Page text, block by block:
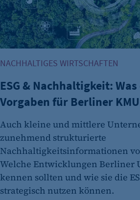
etracker Analytics
Name:
et_oi_v2
etracker GmbH
Zweck:
Cookie Erkennung
2 Jahre
etracker Analytics
Name:
et_allow_cookies
Anbieter:
NACHHALTIGES WIRTSCHAFTEN
ESG & Nachhaltigkeit:
Vorgaben für Berliner
Auch kleine und mittlere
zunehmend strukturierte
Nachhaltigkeitsinformationen
Welche Entwicklungen Berliner
kennen sollten und wie sie die
strategisch nutzen können.